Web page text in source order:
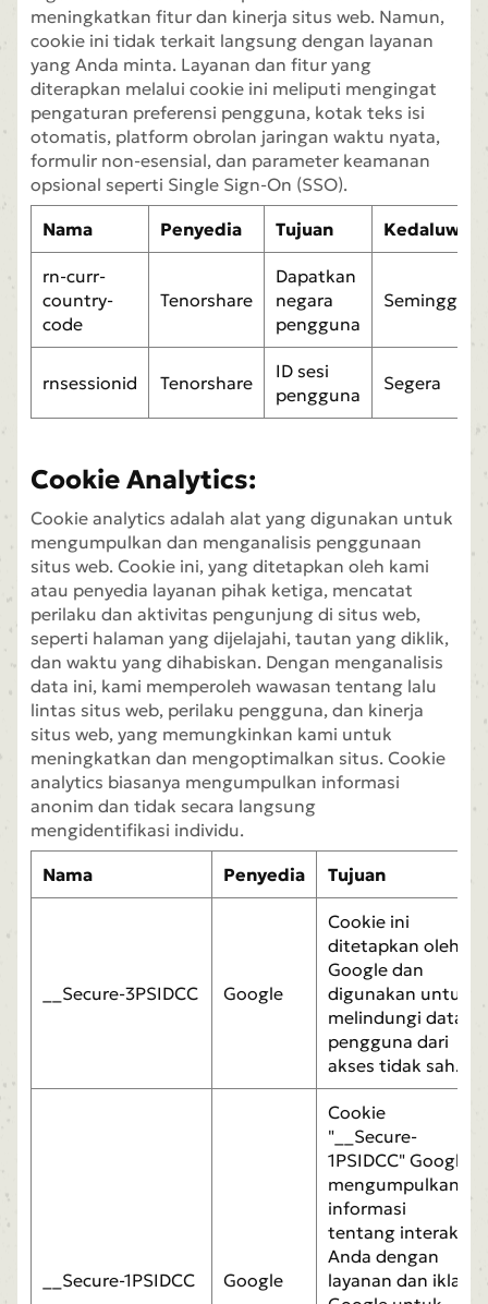
meningkatkan fitur dan kinerja situs web. Namun,
cookie ini tidak terkait langsung dengan layanan
yang Anda minta. Layanan dan fitur yang
diterapkan melalui cookie ini meliputi mengingat
pengaturan preferensi pengguna, kotak teks isi
otomatis, platform obrolan jaringan waktu nyata,
formulir non-esensial, dan parameter keamanan
opsional seperti Single Sign-On (SSO).
Nama Penyedia Tujuan
rn-curr-
country-
code
Tenorshare
Dapatkan
negara
pengguna
Seminggu
rnsessionid Tenorshare
ID sesi
pengguna
Segera
Cookie Analytics:
Cookie analytics adalah alat yang digunakan untuk
mengumpulkan dan menganalisis penggunaan
situs web. Cookie ini, yang ditetapkan oleh kami
atau penyedia layanan pihak ketiga, mencatat
perilaku dan aktivitas pengunjung di situs web,
seperti halaman yang dijelajahi, tautan yang diklik,
dan waktu yang dihabiskan. Dengan menganalisis
data ini, kami memperoleh wawasan tentang lalu
lintas situs web, perilaku pengguna, dan kinerja
situs web, yang memungkinkan kami untuk
meningkatkan dan mengoptimalkan situs. Cookie
analytics biasanya mengumpulkan informasi
anonim dan tidak secara langsung
mengidentifikasi individu.
Nama Penyedia Tujuan
__Secure-3PSIDCC Google
Cookie ini
ditetapkan oleh
Google dan
digunakan untuk
melindungi data
pengguna dari
akses tidak sah.
__Secure-1PSIDCC Google
Cookie
"__Secure-
1PSIDCC" Google
mengumpulkan
informasi
tentang interaksi
Anda dengan
layanan dan iklan